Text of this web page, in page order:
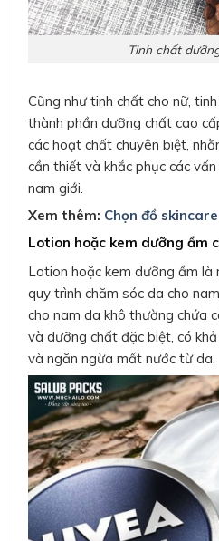
Tinh chất
Cũng như tinh chất cho nữ,
thành phần dưỡng chất cao
các hoạt chất chuyên biệt,
cần thiết và khắc phục các
nam giới.
Xem thêm: Chọn đồ
Lotion hoặc kem dưỡng ẩm
Lotion hoặc kem dưỡng ẩm
quy trình chăm sóc da cho
cho nam da khô thường chứa
và dưỡng chất đặc biệt, có
và ngăn ngừa mất nước từ da.